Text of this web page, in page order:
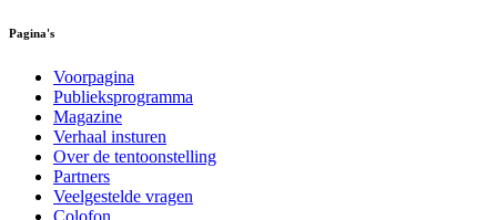
Pagina's
Voorpagina
Publieksprogramma
Magazine
Verhaal insturen
Over de tentoonstelling
Partners
Veelgestelde vragen